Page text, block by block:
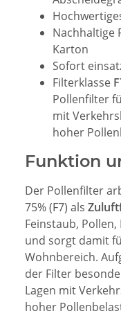
Nachhaltige
Karton
Sofort
Filterklasse
Pollenfilter
mit
hoher
Funktion
Der Pollenfilter
75% (F7) als
Feinstaub,
und sorgt damit
Wohnbereich.
der Filter
Lagen mit
hoher